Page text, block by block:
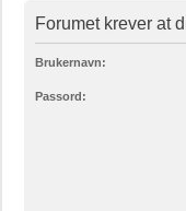
Forumet krever at
Brukernavn:
Passord: